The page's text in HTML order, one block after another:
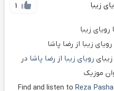
1 زیبا
رویای زیبا
زیبا از رضا پاشا
رویای زیبا از رضا پاشا در
موزیک
Find and listen to Reza Pasha